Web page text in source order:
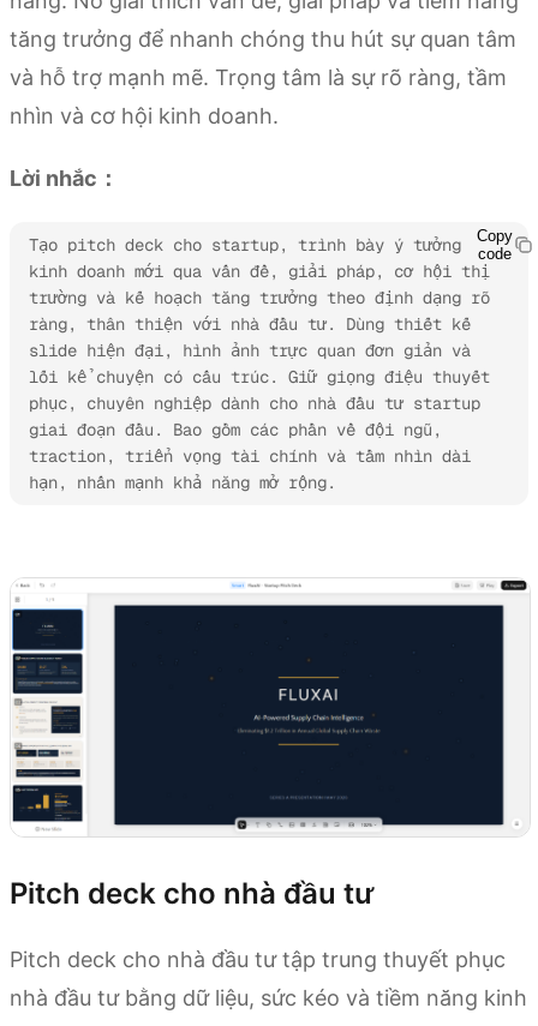
tăng trưởng để nhanh chóng thu hút sự quan tâm
và hỗ trợ mạnh mẽ. Trọng tâm là sự rõ ràng, tầm
nhìn và cơ hội kinh doanh.
Lời nhắc：
Tạo pitch deck cho startup, trình bày ý tưởng
kinh doanh mới qua vấn đề, giải pháp, cơ hội thị
trường và kế hoạch tăng trưởng theo định dạng rõ
ràng, thân thiện với nhà đầu tư. Dùng thiết kế
slide hiện đại, hình ảnh trực quan đơn giản và
lối kể chuyện có cấu trúc. Giữ giọng điệu thuyết
phục, chuyên nghiệp dành cho nhà đầu tư startup
giai đoạn đầu. Bao gồm các phần về đội ngũ,
traction, triển vọng tài chính và tầm nhìn dài
hạn, nhấn mạnh khả năng mở rộng.
Copy
code
Pitch deck cho nhà đầu tư
Pitch deck cho nhà đầu tư tập trung thuyết phục
nhà đầu tư bằng dữ liệu, sức kéo và tiềm năng kinh